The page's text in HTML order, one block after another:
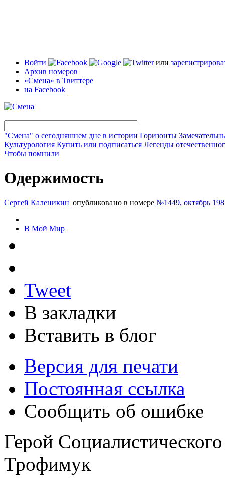
Войти или
Архив номеров
«Смена» в Твиттере
на Facebook
"Смена" о сегодняшнем дне в истории Горизонты
Культурология Купить или подписаться Легенды
Чтобы помнили
Одержимость
Сергей Каленикин| опубликовано в номере №1449, октябрь
В Мой Мир
Tweet
В закладки
Вставить в блог
Версия для печати
Постоянная ссылка
Сообщить об ошибке
Герой
Трофимук